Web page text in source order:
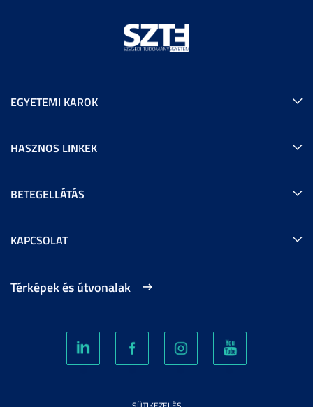
EGYETEMI KAROK
HASZNOS LINKEK
BETEGELLÁTÁS
KAPCSOLAT
Térképek és útvonalak